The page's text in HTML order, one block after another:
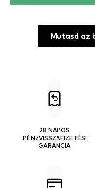
Mutasd az
28 NAPOS
PÉNZVISSZAFIZETÉSI
GARANCIA